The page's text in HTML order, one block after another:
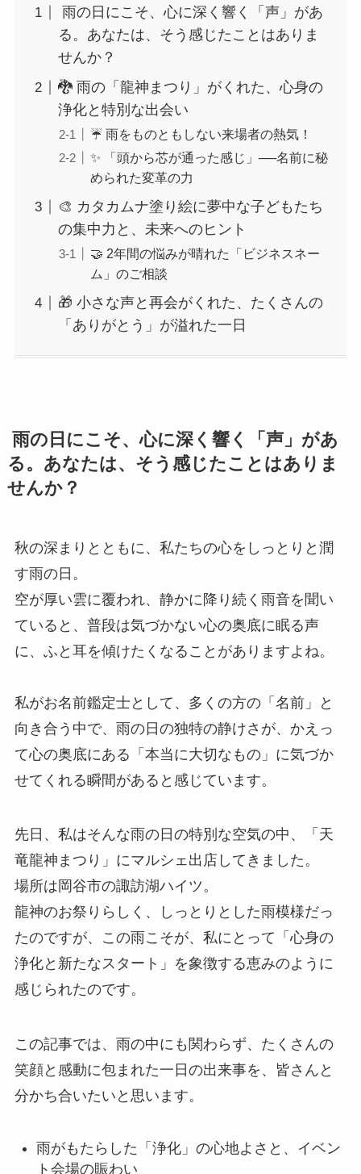
雨の日にこそ、心に深く響く「声」があ
る。あなたは、そう感じたことはありま
せんか？
🐉 雨の「龍神まつり」がくれた、心身の
浄化と特別な出会い
☔️ 雨をものともしない来場者の熱気！
✨ 「頭から芯が通った感じ」──名前に秘
められた変革の力
🎨 カタカムナ塗り絵に夢中な子どもたち
の集中力と、未来へのヒント
🤝 2年間の悩みが晴れた「ビジネスネー
ム」のご相談
🎁 小さな声と再会がくれた、たくさんの
「ありがとう」が溢れた一日
雨の日にこそ、心に深く響く「声」があ
る。あなたは、そう感じたことはありま
せんか？
秋の深まりとともに、私たちの心をしっとりと潤
す雨の日。
空が厚い雲に覆われ、静かに降り続く雨音を聞い
ていると、普段は気づかない心の奥底に眠る声
に、ふと耳を傾けたくなることがありますよね。
私がお名前鑑定士として、多くの方の「名前」と
向き合う中で、雨の日の独特の静けさが、かえっ
て心の奥底にある「本当に大切なもの」に気づか
せてくれる瞬間があると感じています。
先日、私はそんな雨の日の特別な空気の中、「天
竜龍神まつり」にマルシェ出店してきました。
場所は岡谷市の諏訪湖ハイツ。
龍神のお祭りらしく、しっとりとした雨模様だっ
たのですが、この雨こそが、私にとって「心身の
浄化と新たなスタート」を象徴する恵みのように
感じられたのです。
この記事では、雨の中にも関わらず、たくさんの
笑顔と感動に包まれた一日の出来事を、皆さんと
分かち合いたいと思います。
雨がもたらした「浄化」の心地よさと、イベン
ト会場の賑わい